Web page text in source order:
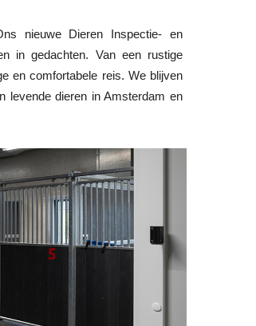
nieuwe Dieren Inspectie- en
in gedachten. Van een rustige
en comfortabele reis. We blijven
levende dieren in Amsterdam en